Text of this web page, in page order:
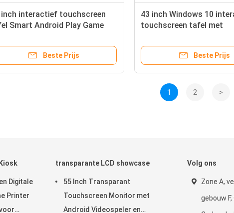
inch interactief touchscreen
Smart Android Play Game
Beste Prijs
43 inch Windows 10
touchscreen tafel met
zakelijk en educatief
Beste Prijs
1 2 >
Digitale
Printer
transparante LCD showcase
55 Inch Transparant
Touchscreen Monitor met
Android Videospeler en
Volg ons
Zone A,
gebouw F,